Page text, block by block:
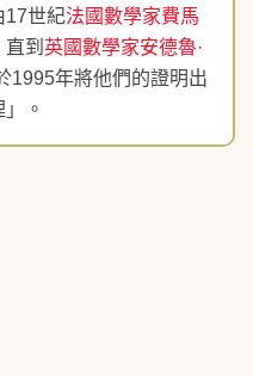
17世紀法國數學家費馬
到 英國數學家安德魯·
1995年將他們的證明出
。